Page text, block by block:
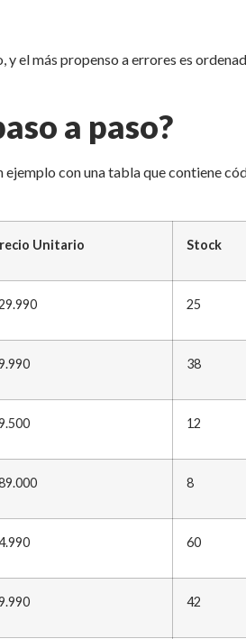
y el más propenso a errores es
a paso?
con una tabla que contiene
Unitario Stock
25
38
12
8
60
42